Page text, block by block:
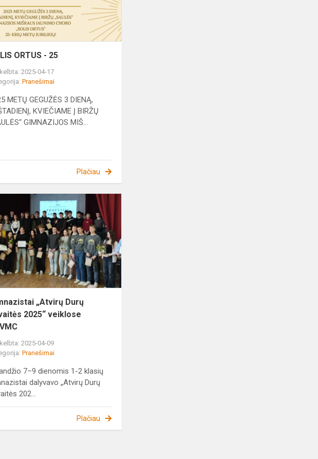
ORTUS - 25
2025-04-17
Pranešimai
METŲ GEGUŽĖS 3 DIENĄ,
KVIEČIAME Į BIRŽŲ
GIMNAZIJOS MIŠ...
Plačiau
savaitės
2025“
veiklose
„Atvirų Durų
2025“ veiklose
2025-04-09
Pranešimai
7–9 dienomis 1-2 klasių
dalyvavo „Atvirų Durų
202...
Plačiau